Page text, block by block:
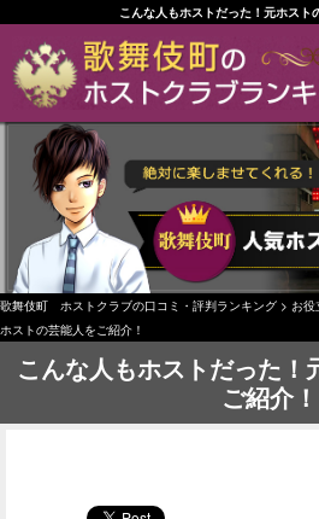
こんな人もホストだった！元ホスト
歌舞伎町 ホストクラブの口コミ・評判ランキング > お役
ホストの芸能人をご紹介！
こんな人もホストだった！
ご紹介！